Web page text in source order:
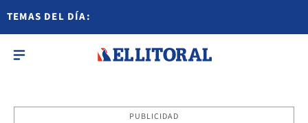
TEMAS DEL DÍA:
PUBLICIDAD